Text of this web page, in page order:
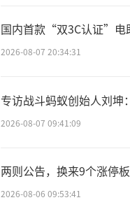
国内首款“双3C认证”电
2026-08-07 20:34:31
专访战斗蚂蚁创始人刘
2026-08-07 09:41:09
两则公告，换来9个涨停板
2026-08-06 09:53:41